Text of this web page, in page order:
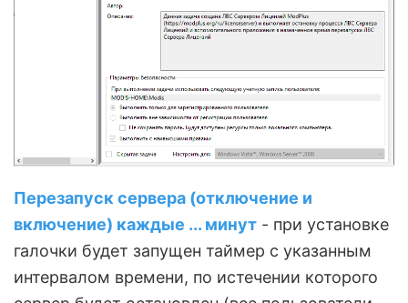
Перезапуск сервера (отключение и
включение) каждые ... минут - при установке
галочки будет запущен таймер с указанным
интервалом времени, по истечении которого